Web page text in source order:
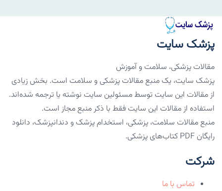
پزشک سایت
مقالات پزشکی، سلامت و آموزش
پزشک سایت، یک منبع مقالات پزشکی و سلامت است. بخش زیادی
از مقالات این سایت توسط مسئولین سایت نوشته یا ترجمه شده‌اند.
استفاده از مقالات این سایت فقط با ذکر منبع مجاز است.
منبع مقالات سلامت، پزشکی، استخدام پزشک و دندانپزشک، دانلود
رایگان PDF کتاب‌های پزشکی.
شرکت
تماس با ما